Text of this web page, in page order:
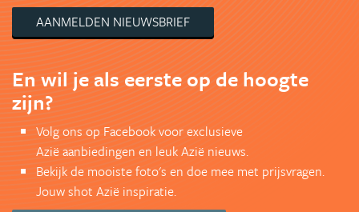
AANMELDEN NIEUWSBRIEF
En wil je als eerste op de hoogte
zijn?
Volg ons op Facebook voor exclusieve
Azië aanbiedingen en leuk Azië nieuws.
Bekijk de mooiste foto's en doe mee met prijsvragen.
Jouw shot Azië inspiratie.